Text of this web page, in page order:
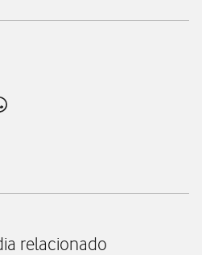
en mailen linkedin
compartir en twitter
para compartir en facebook
ventana para compartir en
relacionado